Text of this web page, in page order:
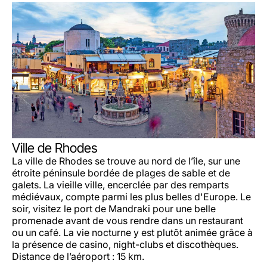
Ville de Rhodes
La ville de Rhodes se trouve au nord de l’île, sur une
étroite péninsule bordée de plages de sable et de
galets. La vieille ville, encerclée par des remparts
médiévaux, compte parmi les plus belles d'Europe. Le
soir, visitez le port de Mandraki pour une belle
promenade avant de vous rendre dans un restaurant
ou un café. La vie nocturne y est plutôt animée grâce à
la présence de casino, night-clubs et discothèques.
Distance de l’aéroport : 15 km.